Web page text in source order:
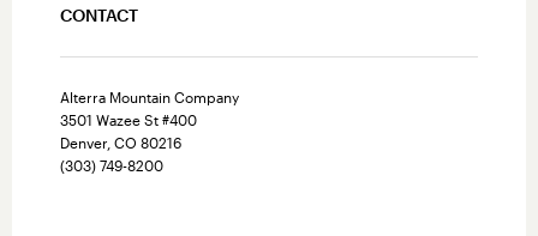
CONTACT
Alterra Mountain Company
3501 Wazee St #400
Denver, CO 80216
(303) 749-8200